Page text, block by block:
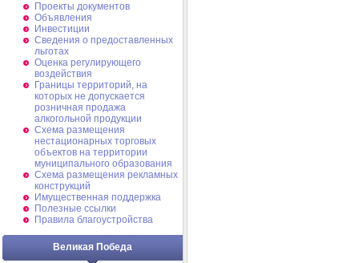
Проекты документов
Объявления
Инвестиции
Сведения о предоставленных
льготах
Оценка регулирующего
воздействия
Границы территорий, на
которых не допускается
розничная продажа
алкогольной продукции
Схема размещения
нестационарных торговых
объектов на территории
муниципального образования
Схема размещения рекламных
конструкций
Имущественная поддержка
Полезные ссылки
Правила благоустройства
Великая Победа